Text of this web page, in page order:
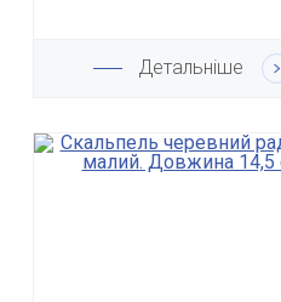
Детальніше